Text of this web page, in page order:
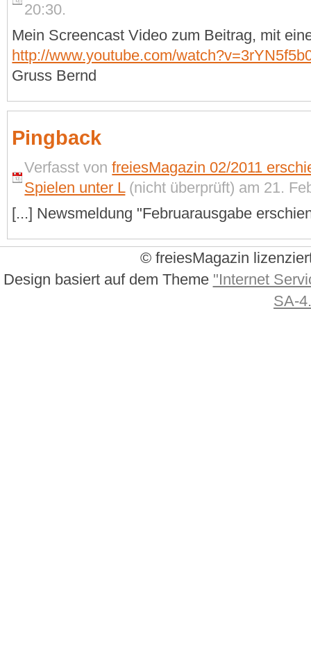
20:30.
Mein Screencast Video zum Beitrag, mit
http://www.youtube.com/
Gruss Bernd
Pingback
Verfasst vonfreiesMagazin 02/2011
Spielen unter L(nicht überprüft) am 21.
[...] Newsmeldung "Februarausgabe
© freiesMagazin
Design basiert auf dem Theme "Internet
SA-